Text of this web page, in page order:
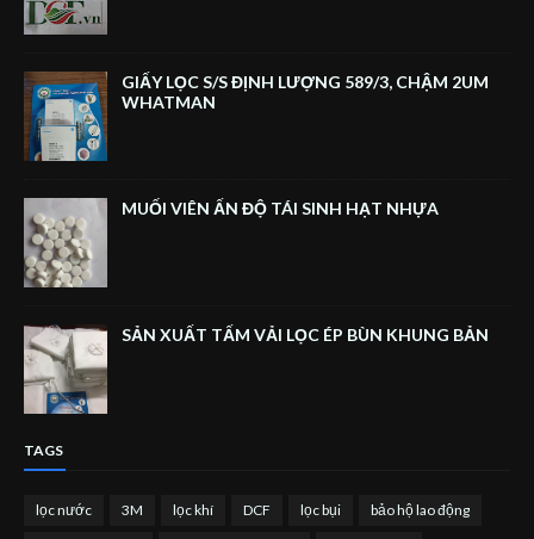
GIẤY LỌC S/S ĐỊNH LƯỢNG 589/3, CHẬM 2UM
WHATMAN
MUỐI VIÊN ẤN ĐỘ TÁI SINH HẠT NHỰA
SẢN XUẤT TẤM VẢI LỌC ÉP BÙN KHUNG BẢN
TAGS
lọc nước 3M lọc khí DCF lọc bụi bảo hộ lao động